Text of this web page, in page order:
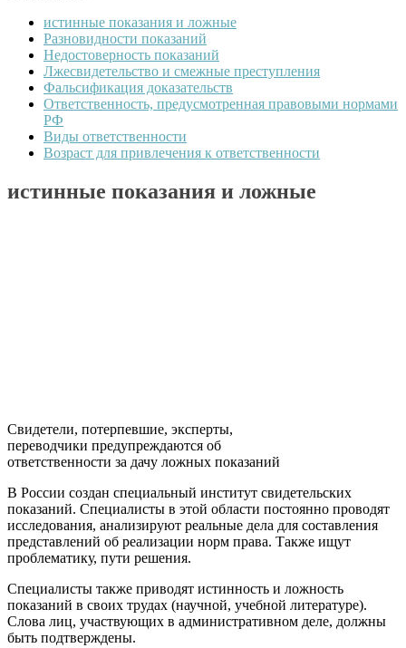
истинные показания и ложные
Разновидности показаний
Недостоверность показаний
Лжесвидетельство и смежные преступления
Фальсификация доказательств
Ответственность, предусмотренная правовыми нормами
РФ
Виды ответственности
Возраст для привлечения к ответственности
истинные показания и ложные
Свидетели, потерпевшие, эксперты,
переводчики предупреждаются об
ответственности за дачу ложных показаний
В России создан специальный институт свидетельских
показаний. Специалисты в этой области постоянно проводят
исследования, анализируют реальные дела для составления
представлений об реализации норм права. Также ищут
проблематику, пути решения.
Специалисты также приводят истинность и ложность
показаний в своих трудах (научной, учебной литературе).
Слова лиц, участвующих в административном деле, должны
быть подтверждены.